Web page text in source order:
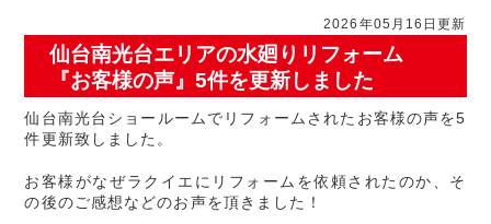
2026年05月16日更新
仙台南光台エリアの水廻りリフォーム
『お客様の声』5件を更新しました
仙台南光台ショールームでリフォームされたお客様の声を5
件更新致しました。
お客様がなぜラクイエにリフォームを依頼されたのか、そ
の後のご感想などのお声を頂きました！